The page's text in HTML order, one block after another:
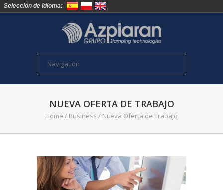
NUEVA OFERTA DE TRABAJO
Home / Business / Nueva Oferta de Trabajo
Selección de idioma: